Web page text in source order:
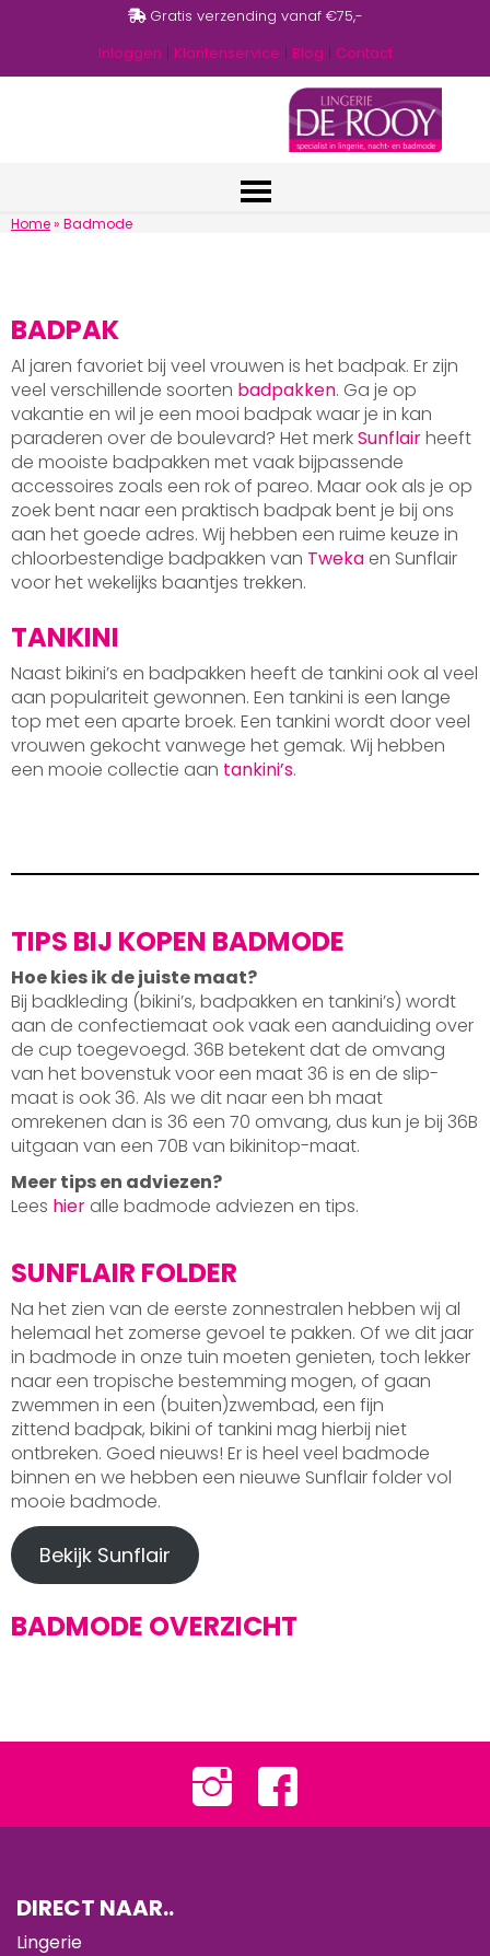
Gratis verzending vanaf €75,-
Inloggen | Klantenservice | Blog | Contact
Home» Badmode
BADPAK
Al jaren favoriet bij veel vrouwen is het badpak. Er zijn
veel verschillende soorten badpakken. Ga je op
vakantie en wil je een mooi badpak waar je in kan
paraderen over de boulevard? Het merkSunflairheeft
de mooiste badpakken met vaak bijpassende
accessoires zoals een rok of pareo. Maar ook als je op
zoek bent naar een praktisch badpak bent je bij ons
aan het goede adres. Wij hebben een ruime keuze in
chloorbestendige badpakken van Tweka en Sunflair
voor het wekelijks baantjes trekken.
TANKINI
Naast bikini’s en badpakken heeft de tankini ook al veel
aan populariteit gewonnen. Een tankini is een lange
top met een aparte broek. Een tankini wordt door veel
vrouwen gekocht vanwege het gemak. Wij hebben
een mooie collectie aan tankini’s.
TIPS BIJ KOPEN BADMODE
Hoe kies ik de juiste maat?
Bij badkleding (bikini’s, badpakken en tankini’s) wordt
aan de confectiemaat ook vaak een aanduiding over
de cup toegevoegd. 36B betekent dat de omvang
van het bovenstuk voor een maat 36 is en de slip-
maat is ook 36. Als we dit naar een bh maat
omrekenen dan is 36 een 70 omvang, dus kun je bij 36B
uitgaan van een 70B van bikinitop-maat.
Meer tips en adviezen?
Lees hier alle badmode adviezen en tips.
SUNFLAIR FOLDER
Na het zien van de eerste zonnestralen hebben wij al
helemaal het zomerse gevoel te pakken. Of we dit jaar
in badmode in onze tuin moeten genieten, toch lekker
naar een tropische bestemming mogen, of gaan
zwemmen in een (buiten)zwembad, een fijn
zittend badpak, bikini of tankini mag hierbij niet
ontbreken. Goed nieuws! Er is heel veel badmode
binnen en we hebben een nieuwe Sunflair folder vol
mooie badmode.
Bekijk Sunflair
BADMODE OVERZICHT
DIRECT NAAR..
Lingerie